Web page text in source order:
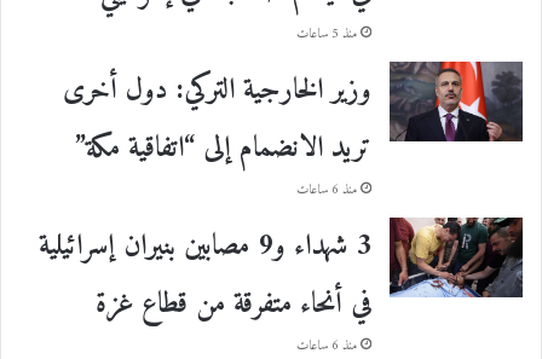
منذ 5 ساعات
وزير الخارجية التركي: دول أخرى
تريد الانضمام إلى “اتفاقية مكة”
منذ 6 ساعات
3 شهداء و9 مصابين بنيران إسرائيلية
في أنحاء متفرقة من قطاع غزة
منذ 6 ساعات